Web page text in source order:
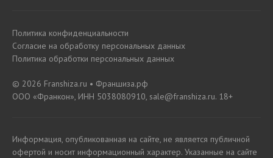
Политика конфиденциальности
Согласие на обработку персональных данных
Политика обработки персональных данных
© 2026 Franshiza.ru • Франшиза.рф
ООО «Франкон», ИНН 5038080910, sale@franshiza.ru. 18+
Информация, опубликованная на сайте, не является публичной
офертой и носит информационный характер. Указанные на сайте